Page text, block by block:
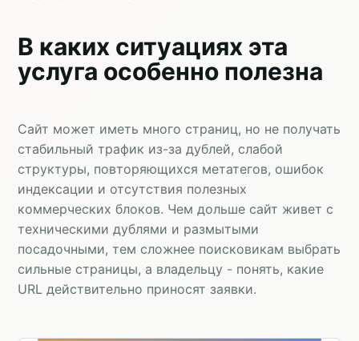
В каких ситуациях эта
услуга особенно полезна
Сайт может иметь много страниц, но не получать
стабильный трафик из-за дублей, слабой
структуры, повторяющихся метатегов, ошибок
индексации и отсутствия полезных
коммерческих блоков. Чем дольше сайт живет с
техническими дублями и размытыми
посадочными, тем сложнее поисковикам выбрать
сильные страницы, а владельцу - понять, какие
URL действительно приносят заявки.